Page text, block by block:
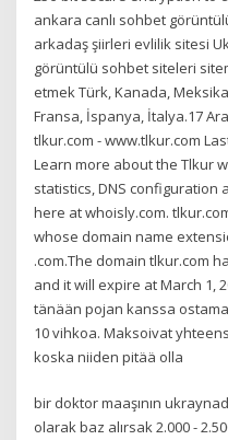
ankara canlı sohbet
arkadaş şiirleri evlilik sitesi
görüntülü sohbet siteleri
etmek Türk, Kanada,
Fransa, İspanya, İtalya.17
tlkur.com - www.tlkur.com
Learn more about the Tlkur
statistics, DNS configuration
here at whoisly.com.
whose domain name
.com.The domain tlkur.com
and it will expire at March 1,
tänään pojan kanssa
10 vihkoa. Maksoivat
koska niiden pitää olla
bir doktor maaşının
olarak baz alırsak 2.000 -